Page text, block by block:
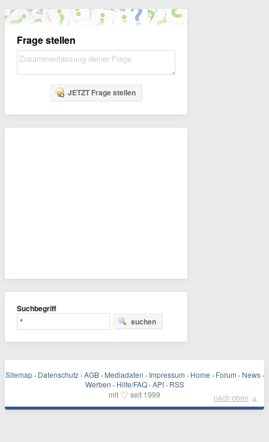
Frage stellen
JETZT Frage stellen
Suchbegriff
suchen
Sitemap · Datenschutz · AGB · Mediadaten · Impressum · Home · Forum · News ·
Werben · Hilfe/FAQ · API · RSS
mit ♡ seit 1999 nach oben ▲